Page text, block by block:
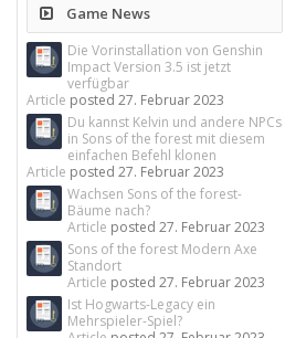
Game News
Die Vorinstallation von Genshin
Impact Version 3.5 ist jetzt
verfügbar
Article posted27. Februar 2023
Du kannst Kelvin und andere NPCs
in Sons of the forest mit diesem
einfachen Befehl klonen
Article posted27. Februar 2023
Wachsen Sons of the forest-
Bäume nach?
Article posted27. Februar 2023
Sons of the forest Modern Axe
Standort
Article posted27. Februar 2023
Ist Hogwarts-Legacy ein
Mehrspieler-Spiel?